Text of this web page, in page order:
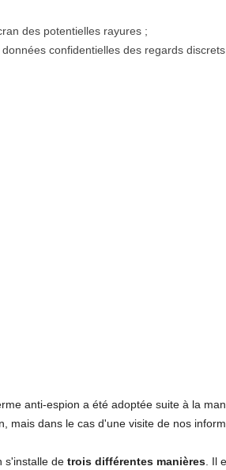
des potentielles rayures ;
confidentielles des regards
anti-espion a été adoptée suite à la
mais dans le cas d'une visite de nos
s'installe de trois différentes manières. Il